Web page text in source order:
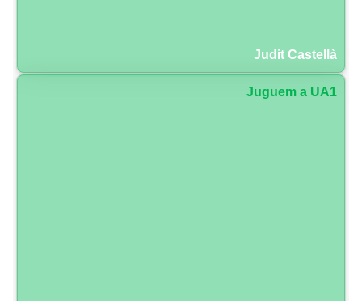
Judit Castellà
Juguem a UA1